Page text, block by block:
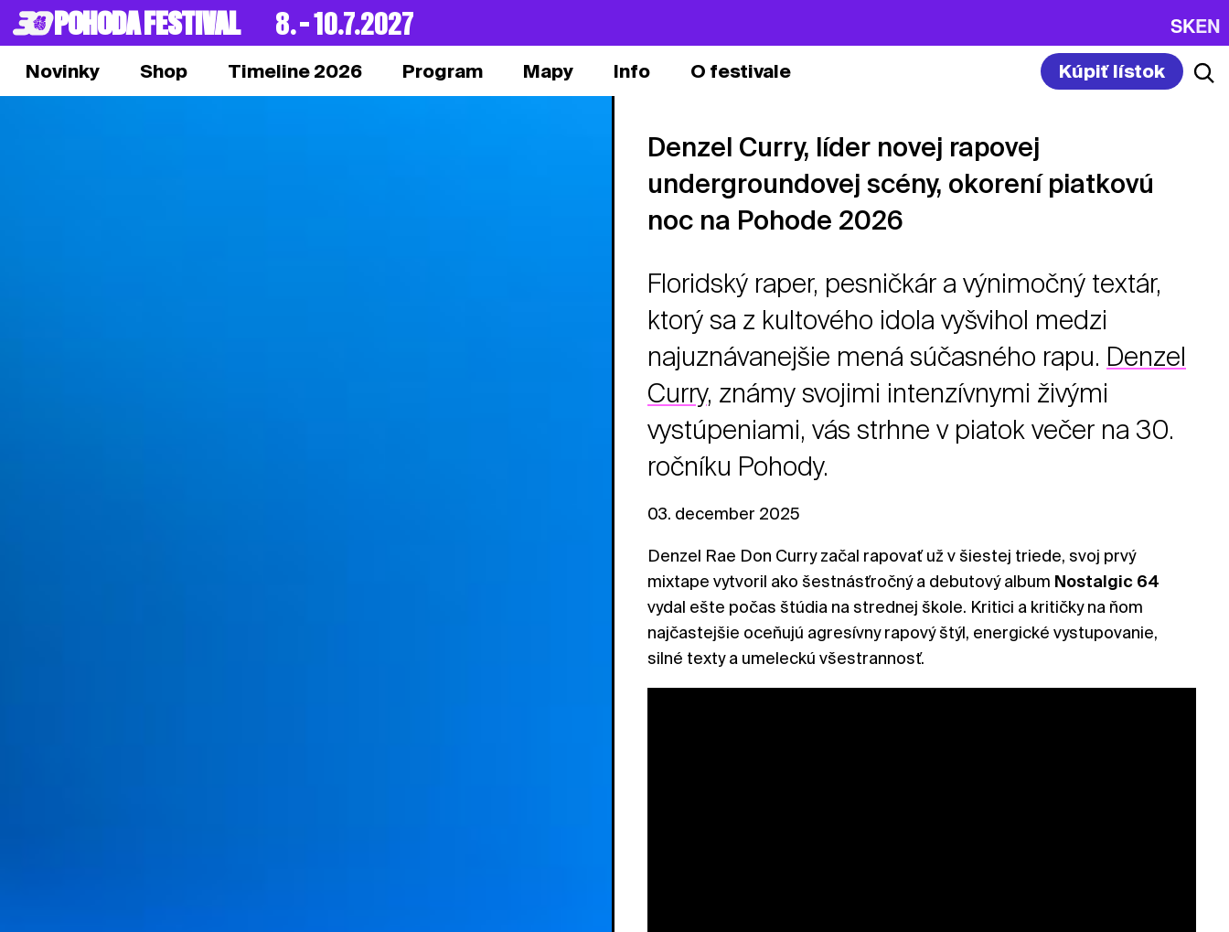
POHODA FESTIVAL 8. – 10.7.2027 SKEN
Novinky Shop Timeline 2026 Program Mapy Info O festivale Kúpiť lístok
Denzel Curry, líder novej rapovej
undergroundovej scény, okorení piatkovú
noc na Pohode 2026
Floridský raper, pesničkár a výnimočný textár,
ktorý sa z kultového idola vyšvihol medzi
najuznávanejšie mená súčasného rapu. Denzel
Curry, známy svojimi intenzívnymi živými
vystúpeniami, vás strhne v piatok večer na 30.
ročníku Pohody.
03. december 2025
Denzel Rae Don Curry začal rapovať už v šiestej triede, svoj prvý
mixtape vytvoril ako šestnásťročný a debutový album Nostalgic 64
vydal ešte počas štúdia na strednej škole. Kritici a kritičky na ňom
najčastejšie oceňujú agresívny rapový štýl, energické vystupovanie,
silné texty a umeleckú všestrannosť.